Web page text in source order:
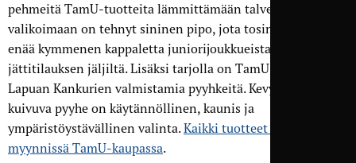
pehmeitä TamU-tuotteita lämmittämään talvea. Paluun
valikoimaan on tehnyt sininen pipo, jota tosin on jäljellä
enää kymmenen kappaletta juniorijoukkueista tulleen
jättitilauksen jäljiltä. Lisäksi tarjolla on TamU-sukkia ja
Lapuan Kankurien valmistamia pyyhkeitä. Kevyt ja nopeasti
kuivuva pyyhe on käytännöllinen, kaunis ja
ympäristöystävällinen valinta.Kaikki tuotteet ovat
myynnissä TamU-kaupassa.